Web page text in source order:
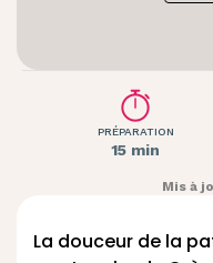
PRÉPARATION
15 min
Mis à
La douceur de la